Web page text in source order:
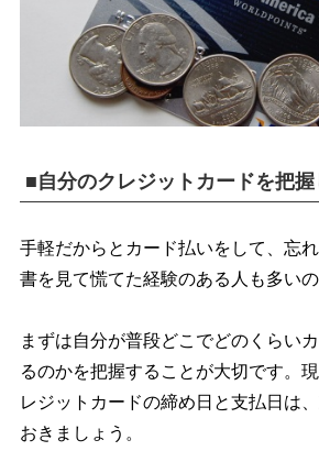
■自分のクレジットカードを把握
手軽だからとカード払いをして、忘
書を見て慌てた経験のある人も多い
まずは自分が普段どこでどのくらい
るのかを把握することが大切です。
レジットカードの締め日と支払日は
おきましょう。